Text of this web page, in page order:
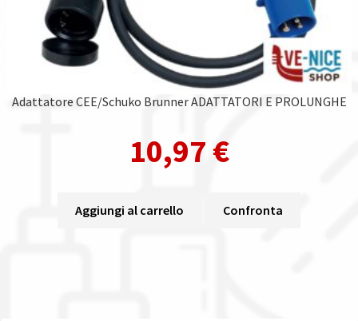
Adattatore CEE/Schuko Brunner ADATTATORI E PROLUNGHE
10,97 €
Aggiungi al carrello Confronta